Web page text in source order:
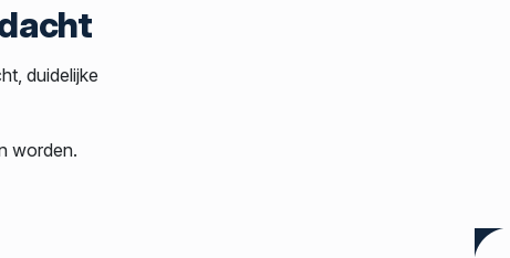
duidelijke
worden.